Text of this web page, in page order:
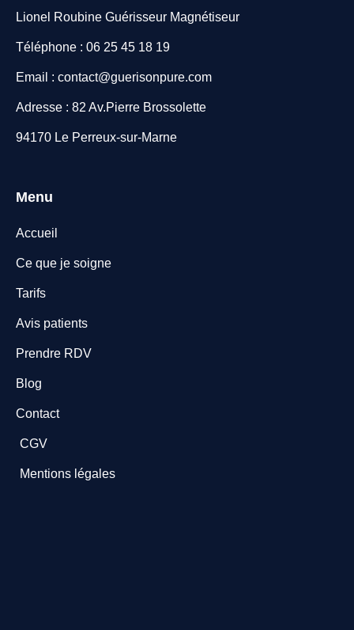
Lionel Roubine Guérisseur Magnétiseur
Téléphone : 06 25 45 18 19
Email : contact@guerisonpure.com
Adresse : 82 Av.Pierre Brossolette
94170 Le Perreux-sur-Marne
Menu
Accueil
Ce que je soigne
Tarifs
Avis patients
Prendre RDV
Blog
Contact
CGV
Mentions légales